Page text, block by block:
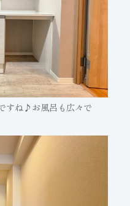
すね♪お風呂も広々で